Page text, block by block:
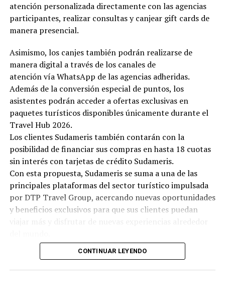
atención personalizada directamente con las agencias
participantes, realizar consultas y canjear gift cards de
manera presencial.
Asimismo, los canjes también podrán realizarse de
manera digital a través de los canales de
atención vía WhatsApp de las agencias adheridas.
Además de la conversión especial de puntos, los
asistentes podrán acceder a ofertas exclusivas en
paquetes turísticos disponibles únicamente durante el
Travel Hub 2026.
Los clientes Sudameris también contarán con la
posibilidad de financiar sus compras en hasta 18 cuotas
sin interés con tarjetas de crédito Sudameris.
Con esta propuesta, Sudameris se suma a una de las
principales plataformas del sector turístico impulsada
por DTP Travel Group, acercando nuevas oportunidades
y beneficios exclusivos para que sus clientes puedan
CONTINUAR LEYENDO